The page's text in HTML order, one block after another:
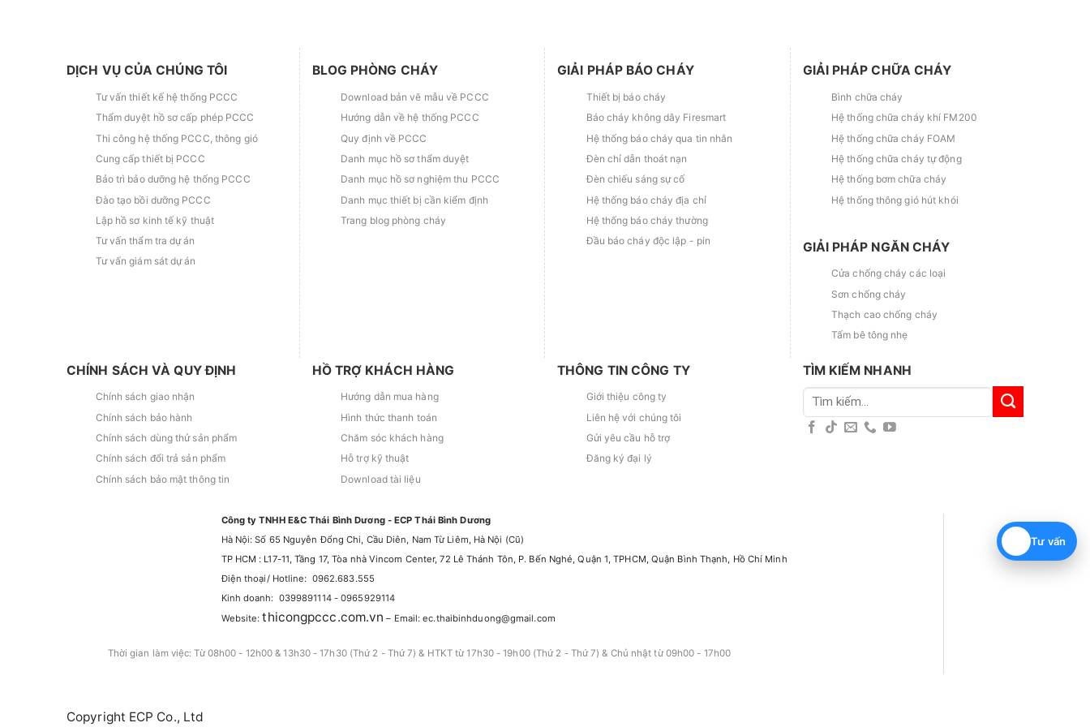
Tư vấn
DỊCH VỤ CỦA CHÚNG TÔI
Tư vấn thiết kế hệ thống PCCC
Thẩm duyệt hồ sơ cấp phép PCCC
Thi công hệ thống PCCC, thông gió
Cung cấp thiết bị PCCC
Bảo trì bảo dưỡng hệ thống PCCC
Đào tạo bồi dưỡng PCCC
Lập hồ sơ kinh tế kỹ thuật
Tư vấn thẩm tra dự án
Tư vấn giám sát dự án
BLOG PHÒNG CHÁY
Download bản vẽ mẫu về PCCC
Hướng dẫn về hệ thống PCCC
Quy định về PCCC
Danh mục hồ sơ thẩm duyệt
Danh mục hồ sơ nghiệm thu PCCC
Danh mục thiết bị cần kiểm định
Trang blog phòng cháy
GIẢI PHÁP BÁO CHÁY
Thiết bị báo cháy
Báo cháy không dây Firesmart
Hệ thống báo cháy qua tin nhắn
Đèn chỉ dẫn thoát nạn
Đèn chiếu sáng sự cố
Hệ thống báo cháy địa chỉ
Hệ thống báo cháy thường
Đầu báo cháy độc lập - pin
GIẢI PHÁP CHỮA CHÁY
Bình chữa cháy
Hệ thống chữa cháy khí FM200
Hệ thống chữa cháy FOAM
Hệ thống chữa cháy tự động
Hệ thống bơm chữa cháy
Hệ thống thông gió hút khói
GIẢI PHÁP NGĂN CHÁY
Cửa chống cháy các loại
Sơn chống cháy
Thạch cao chống cháy
Tấm bê tông nhẹ
CHÍNH SÁCH VÀ QUY ĐỊNH
Chính sách giao nhận
Chính sách bảo hành
Chính sách dùng thử sản phẩm
Chính sách đổi trả sản phẩm
Chính sách bảo mật thông tin
HỒ TRỢ KHÁCH HÀNG
Hướng dẫn mua hàng
Hình thức thanh toán
Chăm sóc khách hàng
Hỗ trợ kỹ thuật
Download tài liệu
THÔNG TIN CÔNG TY
Giới thiệu công ty
Liên hệ với chúng tôi
Gửi yêu cầu hỗ trợ
Đăng ký đại lý
TÌM KIẾM NHANH
Tìm
kiếm:
Công ty TNHH E&C Thái Bình Dương - ECP Thái Bình Dương
Hà Nội: Số 65 Nguyễn Đổng Chi, Cầu Diên, Nam Từ Liêm, Hà Nội (Cũ)
TP HCM : L17-11, Tầng 17, Tòa nhà Vincom Center, 72 Lê Thánh Tôn, P. Bến Nghé, Quận 1, TPHCM, Quận Bình Thạnh, Hồ Chí Minh
Điện thoại/ Hotline: 0962.683.555
Kinh doanh: 0399891114 - 0965929114
Website:thicongpccc.com.vn – Email: ec.thaibinhduong@gmail.com
Thời gian làm việc: Từ 08h00 - 12h00 & 13h30 - 17h30 (Thứ 2 - Thứ 7) & HTKT từ 17h30 - 19h00 (Thứ 2 - Thứ 7) & Chủ nhật từ 09h00 - 17h00
Copyright ECP Co., Ltd